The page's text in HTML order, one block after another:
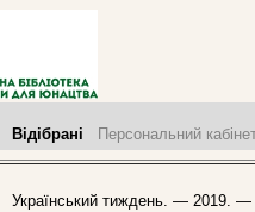
Відібрані Персональний
Український тиждень. — 2019.